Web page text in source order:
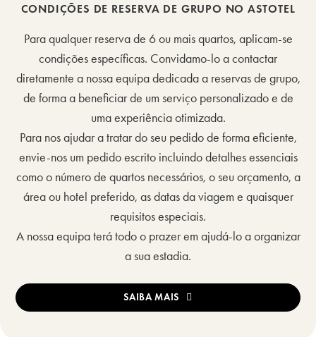
CONDIÇÕES DE RESERVA DE GRUPO NO ASTOTEL
Para qualquer reserva de 6 ou mais quartos, aplicam-se
condições específicas. Convidamo-lo a contactar
diretamente a nossa equipa dedicada a reservas de grupo,
de forma a beneficiar de um serviço personalizado e de
uma experiência otimizada.
Para nos ajudar a tratar do seu pedido de forma eficiente,
envie-nos um pedido escrito incluindo detalhes essenciais
como o número de quartos necessários, o seu orçamento, a
área ou hotel preferido, as datas da viagem e quaisquer
requisitos especiais.
A nossa equipa terá todo o prazer em ajudá-lo a organizar
a sua estadia.
SAIBA MAIS